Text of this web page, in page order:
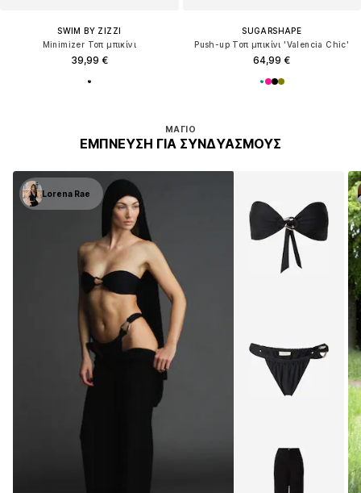
SWIM BY ZIZZI
Minimizer Τοπ μπικίνι
39,99 €
SUGARSHAPE
Push-up Τοπ μπικίνι 'Valencia Chic'
64,99 €
ΜΑΓΙΌ
ΈΜΠΝΕΥΣΗ ΓΙΑ ΣΥΝΔΥΑΣΜΟΎΣ
Lorena Rae